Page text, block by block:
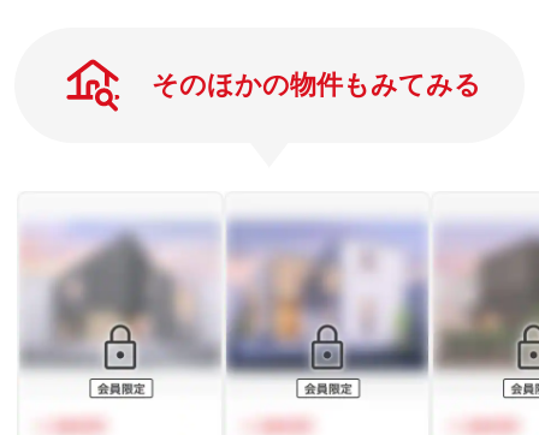
そのほかの物件もみてみる